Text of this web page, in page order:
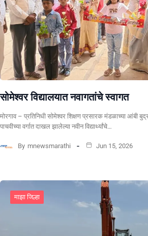
सोमेश्वर विद्यालयात नवागतांचे स्वागत
मोरगाव – प्रतिनिधी सोमेश्वर शिक्षण प्रसारक मंडळाच्या आंबी
पाचवीच्या वर्गात दाखल झालेल्या नवीन विद्यार्थ्यांचे…
By mnewsmarathi Jun 15, 2026
माझा जिल्हा